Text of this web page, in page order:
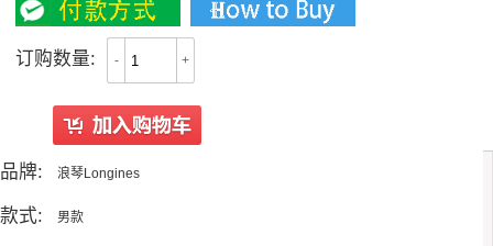
订购数量: - +
品牌: 浪琴Longines
款式: 男款